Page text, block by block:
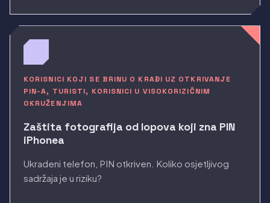
KORISNICI KOJI SE BRINU O KRAĐI UZ OTKRIVANJE
PIN-A, TURISTI, KORISNICI U VISOKORIZIČNIM
OKRUŽENJIMA
Zaštita fotografija od lopova koji zna PIN
iPhonea
Ukradeni telefon, PIN otkriven. Koliko osjetljivog
sadržaja je u riziku?